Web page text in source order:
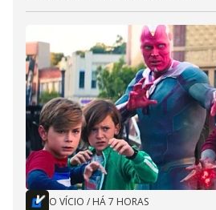
O VÍCIO / HÁ 7 HORAS